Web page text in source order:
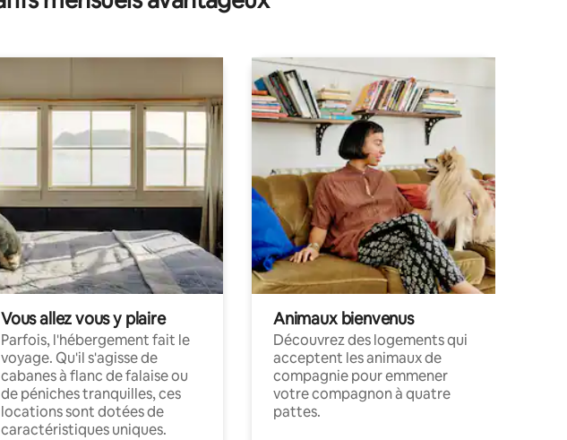
Vous allez vous y plaire
Parfois, l'hébergement fait le
voyage. Qu'il s'agisse de
cabanes à flanc de falaise ou
de péniches tranquilles, ces
locations sont dotées de
caractéristiques uniques.
Animaux bienvenus
Découvrez des logements qui
acceptent les animaux de
compagnie pour emmener
votre compagnon à quatre
pattes.